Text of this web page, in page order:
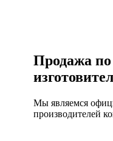
Продажа по
Мы являемся
производителей